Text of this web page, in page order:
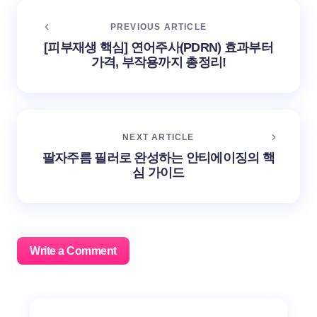
PREVIOUS ARTICLE
[피부재생 핵심] 연어주사(PDRN) 효과부터
가격, 부작용까지 총정리!
NEXT ARTICLE
팔자주름 필러로 완성하는 안티에이징의 핵
심 가이드
Write a Comment